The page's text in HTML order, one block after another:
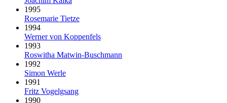
1995
Rosemarie Tietze
1994
Werner von Koppenfels
1993
Roswitha Matwin-Buschmann
1992
Simon Werle
1991
Fritz Vogelgsang
1990